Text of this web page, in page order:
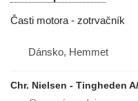
Časti motora - zotrvačník
Dánsko, Hemmet
Chr. Nielsen - Tingheden